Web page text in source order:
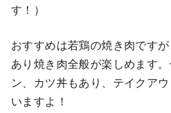
す！）
おすすめは若鶏の焼き肉です
あり焼き肉全般が楽しめます
ン、カツ丼もあり、テイクア
いますよ！